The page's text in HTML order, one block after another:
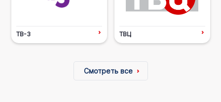
ТВ-3 ТВЦ
Смотреть все